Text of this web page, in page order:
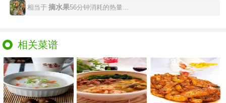
相当于 摘水果56分钟消耗的热量...
相关菜谱